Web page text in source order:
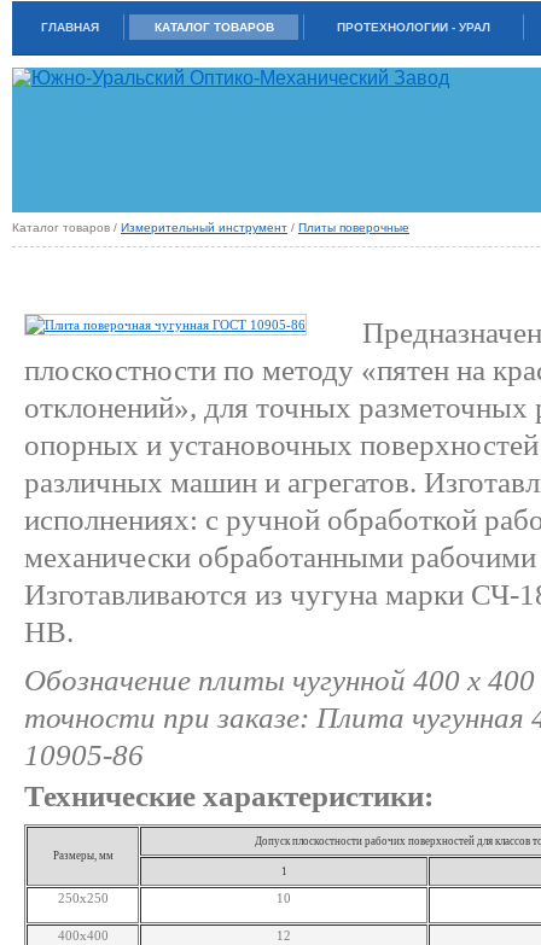
ГЛАВНАЯ КАТАЛОГ ТОВАРОВ ПРОТЕХНОЛОГИИ - УРАЛ
Каталог товаров / Измерительный инструмент / Плиты поверочные
плоскостности по методу «пятен на
отклонений», для точных разметочных
опорных и установочных
различных машин и агрегатов.
исполнениях: с ручной обработкой
механически обработанными
Изготавливаются из чугуна марки СЧ-
НВ.
Обозначение плиты чугунной 400 х
точности при заказе: Плита
10905-86
Технические характеристики:
Размеры, мм
Допуск плоскостности рабочих поверхностей для классов
1
250x250 10
400x400 12